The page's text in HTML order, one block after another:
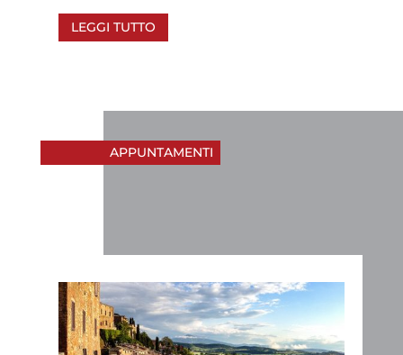
LEGGI TUTTO
APPUNTAMENTI